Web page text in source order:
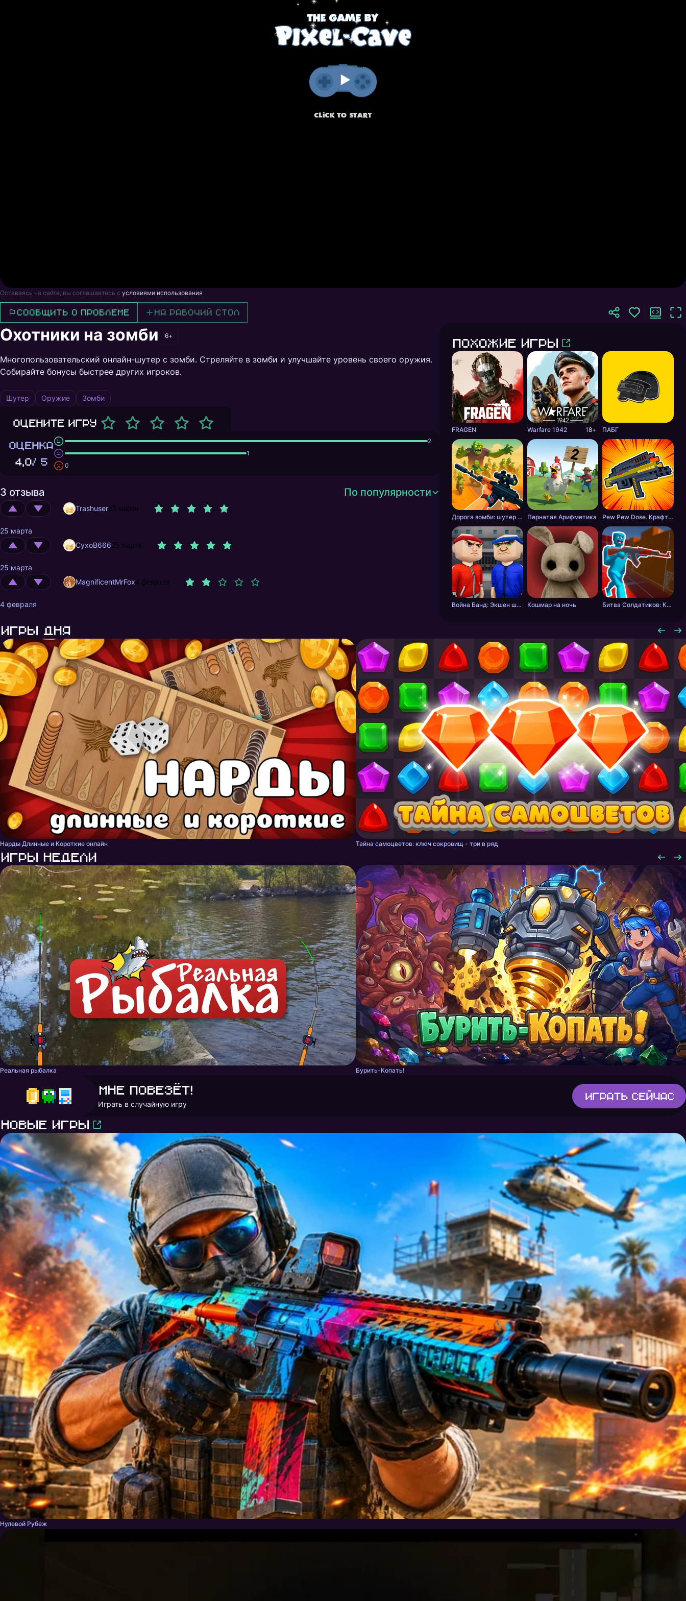
Оставаясь на сайте, вы соглашаетесь с условиями использования
Сообщить о проблеме На рабочий стол
Охотники на зомби 6+
Многопользовательский онлайн-шутер с зомби. Стреляйте в зомби и улучшайте уровень своего оружия.
Собирайте бонусы быстрее других игроков.
Шутер Оружие Зомби
Оцените игру
ОЦЕНКА
4,0/ 5
2
1
0
3 отзыва По популярности
Trashuser25 марта
25 марта
CyxoB66625 марта
25 марта
MagnificentMrFox4 февраля
4 февраля
Похожие игры
FRAGEN Warfare 1942 18+ ПАБГ
Дорога зомби: шутер с разрушениями Пернатая Арифметика Pew Pew Dose. Крафт оружия
Война Банд: Экшен шутер Кошмар на ночь Битва Солдатиков: Красные против Синих
Игры дня
Нарды Длинные и Короткие онлайн Тайна самоцветов: ключ сокровищ - три в ряд
Игры недели
Реальная рыбалка Бурить-Копать!
Мне повезёт!
Играть в случайную игру
Играть сейчас
Новые игры
Нулевой Рубеж